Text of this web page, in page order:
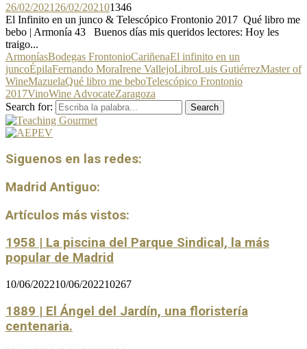
26/02/2021 26/02/202101346
El Infinito en un junco & Telescópico Frontonio 2017 Qué libro me
bebo | Armonía 43 Buenos días mis queridos lectores: Hoy les
traigo...
ArmoníasBodegas FrontonioCariñenaEl infinito en un
juncoÉpilaFernando MoraIrene VallejoLibroLuis GutiérrezMaster of
WineMazuelaQué libro me beboTelescópico Frontonio
2017VinoWine AdvocateZaragoza
Search for:
Search
Siguenos en las redes:
Madrid Antiguo:
Artículos más vistos:
1958 | La piscina del Parque Sindical, la más
popular de Madrid
10/06/202210/06/202210267
1889 | El Ángel del Jardín, una floristería
centenaria.